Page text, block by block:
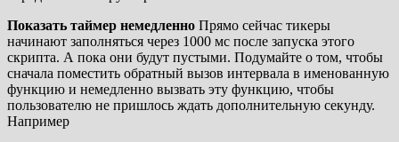
Показать таймер немедленно Прямо сейчас тикеры
начинают заполняться через 1000 мс после запуска этого
скрипта. А пока они будут пустыми. Подумайте о том, чтобы
сначала поместить обратный вызов интервала в именованную
функцию и немедленно вызвать эту функцию, чтобы
пользователю не пришлось ждать дополнительную секунду.
Например